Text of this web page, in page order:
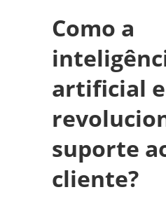
Como a
artificial
suporte
cliente?